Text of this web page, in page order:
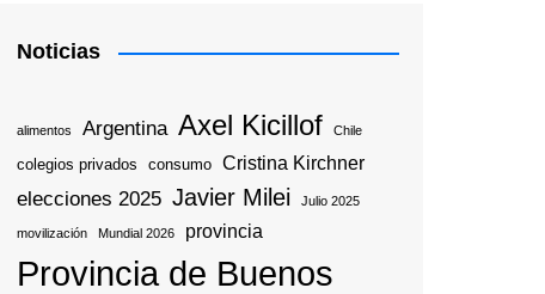
Noticias
alimentos Argentina Axel Kicillof Chile
colegios privados consumo Cristina Kirchner
elecciones 2025 Javier Milei Julio 2025
movilización Mundial 2026 provincia
Provincia de Buenos